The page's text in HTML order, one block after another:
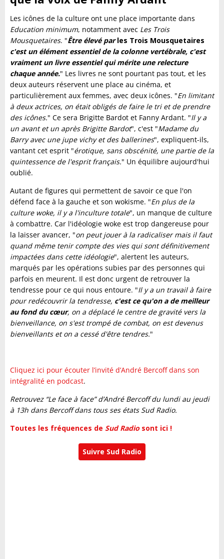
Les icônes de la culture ont une place importante dans
Education minimum, notamment avec Les Trois
Mousquetaires. "Être élevé parles Trois Mousquetaires
c'est un élément essentiel de la colonne vertébrale, c'est
vraiment un livre essentiel qui mérite une relecture
chaque année." Les livres ne sont pourtant pas tout, et les
deux auteurs réservent une place au cinéma, et
particulièrement aux femmes, avec deux icônes. "En limitant
à deux actrices, on était obligés de faire le tri et de prendre
des icônes." Ce sera Brigitte Bardot et Fanny Ardant. "Il y a
un avant et un après Brigitte Bardot", c'est "Madame du
Barry avec une jupe vichy et des ballerines", expliquent-ils,
vantant cet esprit "érotique, sans obscénité, une partie de la
quintessence de l'esprit français." Un équilibre aujourd'hui
oublié.
Autant de figures qui permettent de savoir ce que l'on
défend face à la gauche et son wokisme. "En plus de la
culture woke, il y a l'inculture totale", un manque de culture
à combattre. Car l'idéologie woke est trop dangereuse pour
la laisser avancer, "on peut jouer à la radicaliser mais il faut
quand même tenir compte des vies qui sont définitivement
impactées dans cette idéologie", alertent les auteurs,
marqués par les opérations subies par des personnes qui
parfois en meurent. Il est donc urgent de retrouver la
tendresse pour ce qui nous entoure. "Il y a un travail à faire
pour redécouvrir la tendresse, c'est ce qu'on a de meilleur
au fond du cœur, on a déplacé le centre de gravité vers la
bienveillance, on s'est trompé de combat, on est devenus
bienveillants et on a cessé d'être tendres."
Cliquez ici pour écouter l’invité d’André Bercoff dans son
intégralité en podcast.
Retrouvez “Le face à face” d’André Bercoff du lundi au jeudi
à 13h dans Bercoff dans tous ses états Sud Radio.
Toutes les fréquences de Sud Radio sont ici !
Suivre Sud Radio